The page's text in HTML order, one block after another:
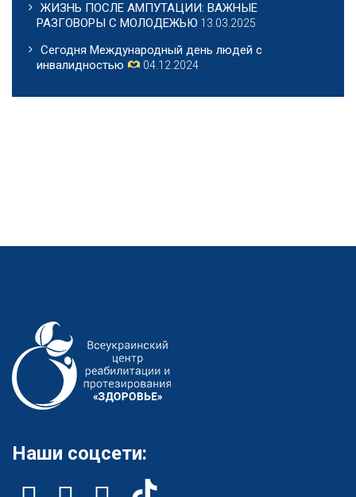
ЖИЗНЬ ПОСЛЕ АМПУТАЦИИ: ВАЖНЫЕ
РАЗГОВОРЫ С МОЛОДЕЖЬЮ 13.03.2025
Сегодня Международный день людей с
инвалидностью
04.12.2024
Наши соцсети: